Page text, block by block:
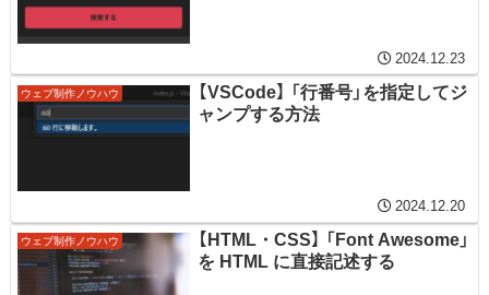
2024.12.23
ウェブ制作ノウハウ
【VSCode】 「行番号」を指定してジ
ャンプする方法
2024.12.20
ウェブ制作ノウハウ
【HTML・CSS】 「Font Awesome」
を HTML に直接記述する